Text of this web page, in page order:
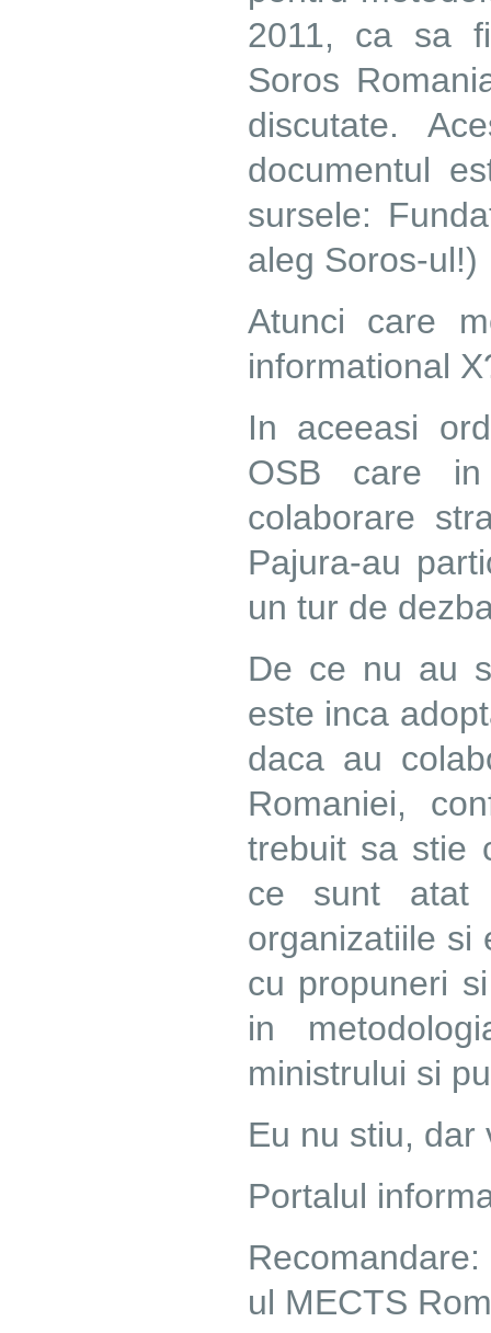
2011, ca sa
Soros
discutate.
documentul
sursele:
aleg Soros-ul!)
Atunci care
informational
In aceeasi
OSB care
colaborare
Pajura-au
un tur de
De ce nu au
este inca
daca au
Romaniei,
trebuit sa stie
ce sunt atat
organizatiile si
cu propuneri
in
ministrului si
Eu nu stiu, dar
Portalul
ul MECTS